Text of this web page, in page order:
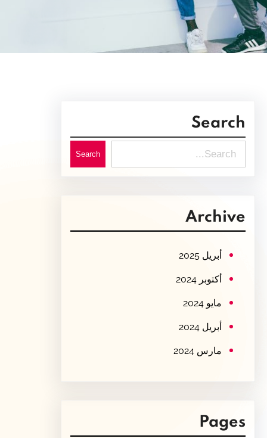
Search
e
c
Search
Archive
أبريل 2025
أكتوبر 2024
مايو 2024
أبريل 2024
مارس 2024
Pages